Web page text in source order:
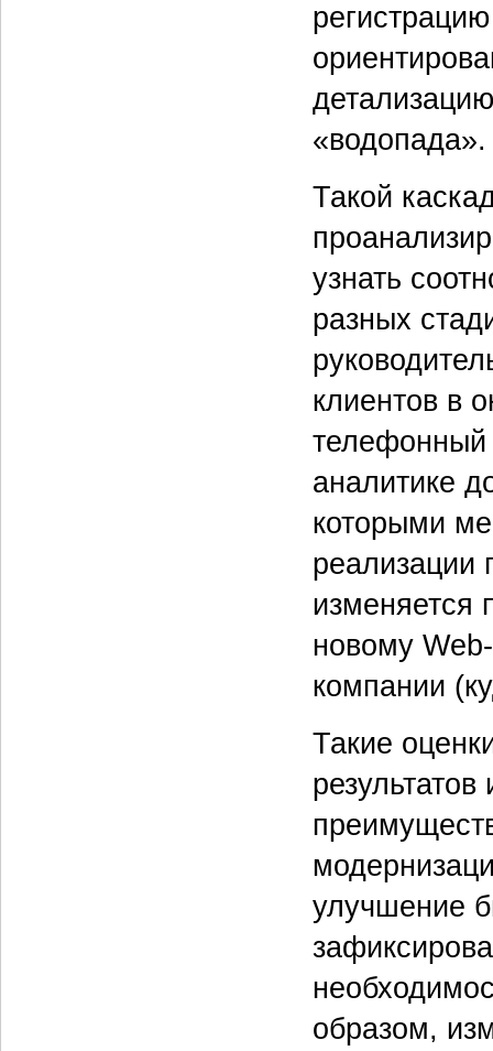
«водопада».
Такой
узнать
разных
клиентов в
телефонный
аналитике
которыми
реализации
изменяется
новому
компании
Такие
улучшение
образом,